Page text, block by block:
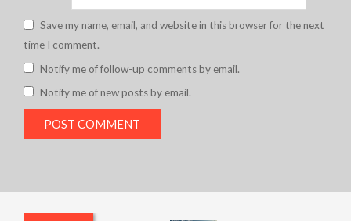
Save my name, email, and website in this browser for the next
time I comment.
Notify me of follow-up comments by email.
Notify me of new posts by email.